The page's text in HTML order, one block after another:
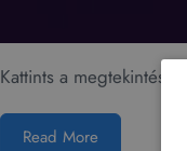
Kattints a megtekintéshez!
Read More